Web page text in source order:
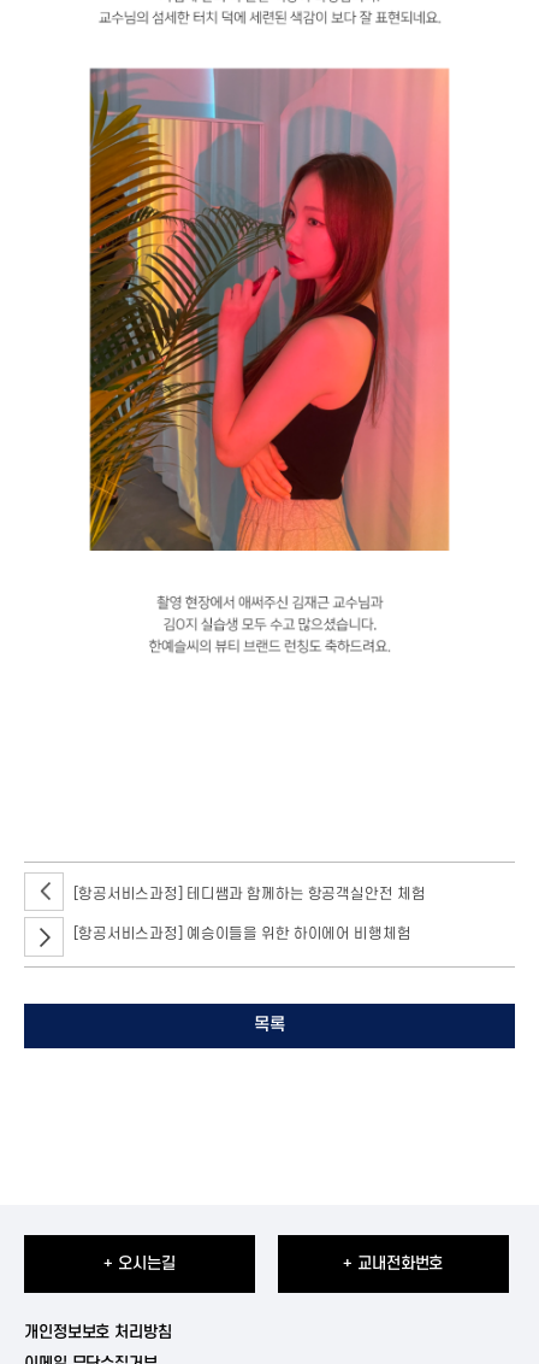
[항공서비스과정] 테디쌤과 함께하는 항공객실안전 체험
[항공서비스과정] 예승이들을 위한 하이에어 비행체험
목록
+ 오시는길 + 교내전화번호
개인정보보호 처리방침